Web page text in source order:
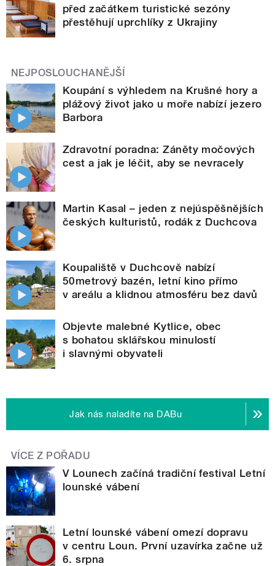
před začátkem turistické sezóny
přestěhují uprchlíky z Ukrajiny
NEJPOSLOUCHANĚJŠÍ
Koupání s výhledem na Krušné hory a
plážový život jako u moře nabízí jezero
Barbora
Zdravotní poradna: Záněty močových
cest a jak je léčit, aby se nevracely
Martin Kasal – jeden z nejúspěšnějších
českých kulturistů, rodák z Duchcova
Koupaliště v Duchcově nabízí
50metrový bazén, letní kino přímo
v areálu a klidnou atmosféru bez davů
Objevte malebné Kytlice, obec
s bohatou sklářskou minulostí
i slavnými obyvateli
Jak nás naladíte na DABu
VÍCE Z POŘADU
V Lounech začíná tradiční festival Letní
lounské vábení
Letní lounské vábení omezí dopravu
v centru Loun. První uzavírka začne už
6. srpna